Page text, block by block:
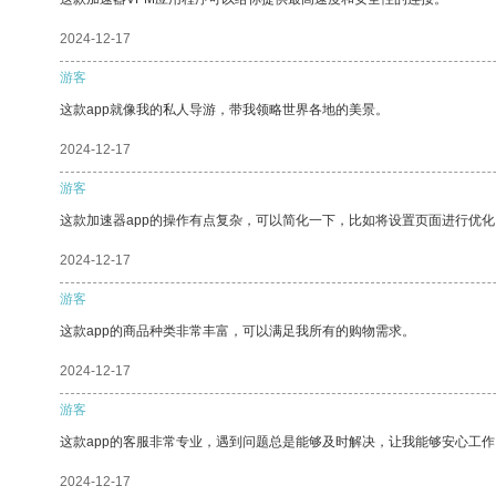
2024-12-17
游客
这款app就像我的私人导游，带我领略世界各地的美景。
2024-12-17
游客
这款加速器app的操作有点复杂，可以简化一下，比如将设置页面进行优
2024-12-17
游客
这款app的商品种类非常丰富，可以满足我所有的购物需求。
2024-12-17
游客
这款app的客服非常专业，遇到问题总是能够及时解决，让我能够安心工
2024-12-17